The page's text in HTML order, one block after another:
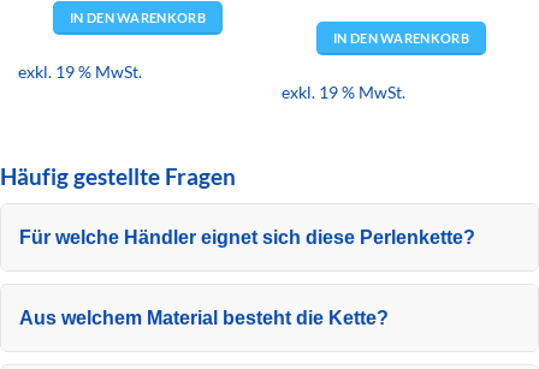
IN DEN WARENKORB
exkl. 19 % MwSt.
IN DEN WARENKORB
exkl. 19 % MwSt.
Häufig gestellte Fragen
Für welche Händler eignet sich diese Perlenkette?
Aus welchem Material besteht die Kette?